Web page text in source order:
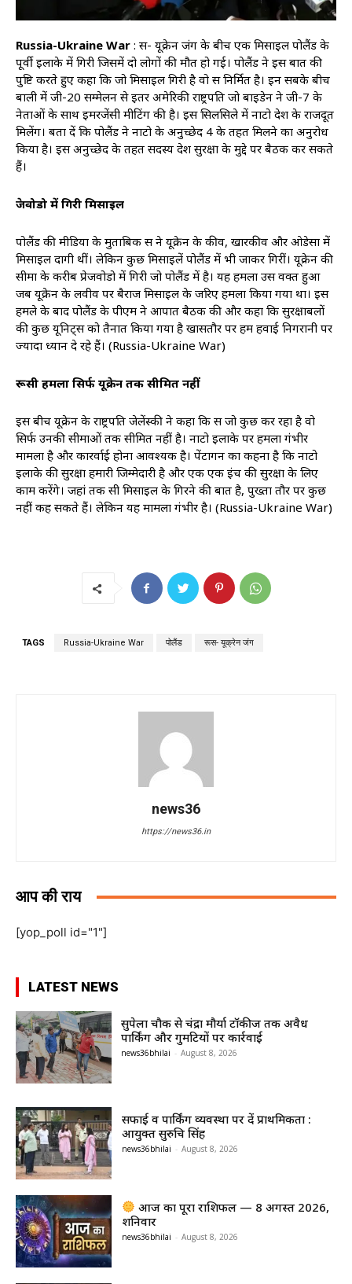
Russia-Ukraine War : रूस- यूक्रेन जंग के बीच एक मिसाइल पोलैंड के
पूर्वी इलाके में गिरी जिसमें दो लोगों की मौत हो गई। पोलैंड ने इस बात की
पुष्टि करते हुए कहा कि जो मिसाइल गिरी है वो रूस निर्मित है। इन सबके बीच
बाली में जी-20 सम्मेलन से इतर अमेरिकी राष्ट्रपति जो बाइडेन ने जी-7 के
नेताओं के साथ इमरजेंसी मीटिंग की है। इस सिलसिले में नाटो देश के राजदूत
मिलेंग। बता दें कि पोलैंड ने नाटो के अनुच्छेद 4 के तहत मिलने का अनुरोध
किया है। इस अनुच्छेद के तहत सदस्य देश सुरक्षा के मुद्दे पर बैठक कर सकते
हैं।
प्रेजवोडो में गिरी मिसाइल
पोलैंड की मीडिया के मुताबिक रूस ने यूक्रेन के कीव, खारकीव और ओडेसा में
मिसाइल दागी थीं। लेकिन कुछ मिसाइलें पोलैंड में भी जाकर गिरीं। यूक्रेन की
सीमा के करीब प्रेजवोडो में गिरी जो पोलैंड में है। यह हमला उस वक्त हुआ
जब यूक्रेन के लवीव पर बैराज मिसाइल के जरिए हमला किया गया था। इस
हमले के बाद पोलैंड के पीएम ने आपात बैठक की और कहा कि सुरक्षाबलों
की कुछ यूनिट्स को तैनात किया गया है खासतौर पर हम हवाई निगरानी पर
ज्यादा ध्यान दे रहे हैं। (Russia-Ukraine War)
रूसी हमला सिर्फ यूक्रेन तक सीमित नहीं
इस बीच यूक्रेन के राष्ट्रपति जेलेंस्की ने कहा कि रूस जो कुछ कर रहा है वो
सिर्फ उनकी सीमाओं तक सीमित नहीं है। नाटो इलाके पर हमला गंभीर
मामला है और कारर्वाई होना आवश्यक है। पेंटागन का कहना है कि नाटो
इलाके की सुरक्षा हमारी जिम्मेदारी है और एक एक इंच की सुरक्षा के लिए
काम करेंगे। जहां तक रूसी मिसाइल के गिरने की बात है, पुख्ता तौर पर कुछ
नहीं कह सकते हैं। लेकिन यह मामला गंभीर है। (Russia-Ukraine War)
TAGS Russia-Ukraine War पोलैंड रूस- यूक्रेन जंग
news36
https://news36.in
आप की राय
[yop_poll id="1"]
LATEST NEWS
सुपेला चौक से चंद्रा मौर्या टॉकीज तक अवैध
पार्किंग और गुमटियों पर कार्रवाई
news36bhilai - August 8, 2026
सफाई व पार्किंग व्यवस्था पर दें प्राथमिकता :
आयुक्त सुरुचि सिंह
news36bhilai - August 8, 2026
आज का पूरा राशिफल — 8 अगस्त 2026,
शनिवार
news36bhilai - August 8, 2026